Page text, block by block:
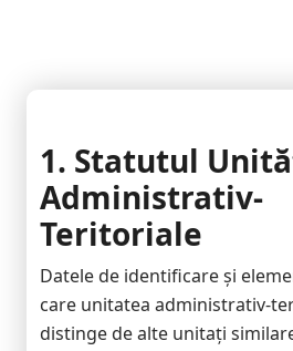
1. Statutul
Administrativ-
Teritoriale
Datele de identificare și
care unitatea administrativ-
distinge de alte unitați